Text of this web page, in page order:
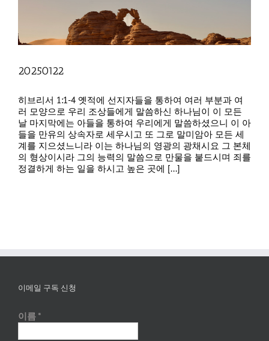
20250122
히브리서 1:1-4 옛적에 선지자들을 통하여 여러 부분과 여
러 모양으로 우리 조상들에게 말씀하신 하나님이 이 모든
날 마지막에는 아들을 통하여 우리에게 말씀하셨으니 이 아
들을 만유의 상속자로 세우시고 또 그로 말미암아 모든 세
계를 지으셨느니라 이는 하나님의 영광의 광채시요 그 본체
의 형상이시라 그의 능력의 말씀으로 만물을 붙드시며 죄를
정결하게 하는 일을 하시고 높은 곳에 [...]
이메일 구독 신청
이름 *